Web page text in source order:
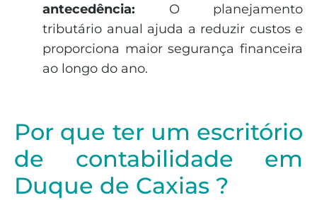
antecedência: O planejamento
tributário anual ajuda a reduzir custos e
proporciona maior segurança financeira
ao longo do ano.
Por que ter um escritório
de contabilidade em
Duque de Caxias ?